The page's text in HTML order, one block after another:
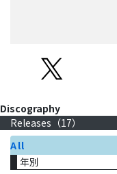
Discography
Releases（17）
All
年別